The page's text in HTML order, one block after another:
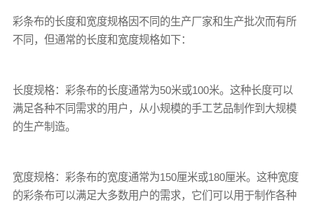
彩条布的长度和宽度规格因不同的生产厂家和生产批次而有所
不同，但通常的长度和宽度规格如下：
长度规格： 彩条布的长度通常为50米或100米。这种长度可以
满足各种不同需求的用户，从小规模的手工艺品制作到大规模
的生产制造。
宽度规格： 彩条布的宽度通常为150厘米或180厘米。这种宽度
的彩条布可以满足大多数用户的需求，它们可以用于制作各种